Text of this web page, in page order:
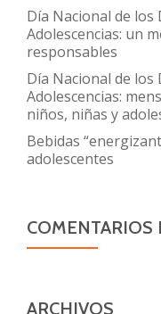
Día Nacional de los
Adolescencias: un
responsables
Día Nacional de los
Adolescencias:
niños, niñas y
Bebidas
adolescentes
COMENTARIOS
ARCHIVOS